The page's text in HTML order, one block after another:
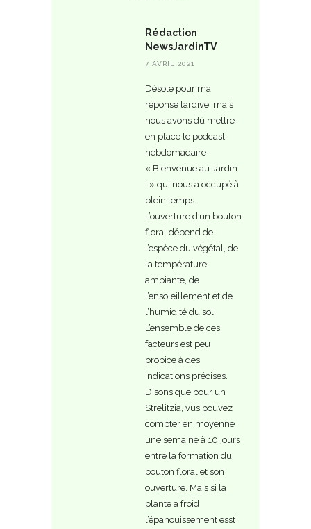
Rédaction
NewsJardinTV
7 AVRIL 2021
Désolé pour ma
réponse tardive, mais
nous avons dû mettre
en place le podcast
hebdomadaire
« Bienvenue au Jardin
! » qui nous a occupé à
plein temps.
L’ouverture d’un bouton
floral dépend de
l’espèce du végétal, de
la température
ambiante, de
l’ensoleillement et de
l’humidité du sol.
L’ensemble de ces
facteurs est peu
propice à des
indications précises.
Disons que pour un
Strelitzia, vus pouvez
compter en moyenne
une semaine à 10 jours
entre la formation du
bouton floral et son
ouverture. Mais si la
plante a froid
l’épanouissement esst